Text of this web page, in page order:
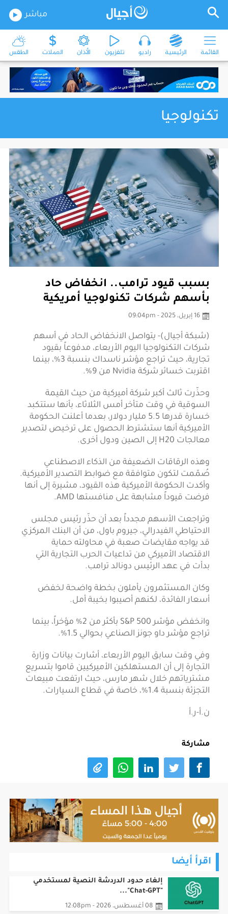
مباشر
القائمة الرئيسية راديو تلفزيون الأذان العملات الطقس
تكنولوجيا
بسبب قيود ترامب.. انخفاض حاد
بأسهم شركات تكنولوجيا أمريكية
16 إبريل، 2025 - 09:04pm
(شبكة أجيال)- يتواصل الانخفاض الحاد في أسهم
شركات التكنولوجيا اليوم الأربعاء، مدفوعاً بقيود
تجارية، حيث تراجع مؤشر ناسداك بنسبة 3%، بينما
اقتربت خسائر شركة Nvidia من 9%.
وحذّرت ثالث أكبر شركة أميركية من حيث القيمة
السوقية في وقت متأخر أمس الثلاثاء، بأنها ستتكبد
خسارة قدرها 5.5 مليار دولار، بعدما أعلنت الحكومة
الأميركية أنها ستشترط الحصول على ترخيص لتصدير
معالجات H20 إلى الصين ودول أخرى.
وهذه الرقاقات الضعيفة من الذكاء الاصطناعي
صُمّمت لتكون متوافقة مع ضوابط التصدير الأميركية.
وأكدت الحكومة الأميركية هذه القيود، مشيرة إلى أنها
فرضت قيوداً مشابهة على منافستها AMD.
وتراجعت الأسهم مجدداً بعد أن حذّر رئيس مجلس
الاحتياطي الفيدرالي، جيروم باول، من أن البنك المركزي
قد يواجه مقايضات صعبة في محاولته حماية
الاقتصاد الأميركي من تداعيات الحرب التجارية التي
بدأت في عهد الرئيس دونالد ترامب.
وكان المستثمرون يأملون بخطة واضحة لخفض
أسعار الفائدة، لكنهم أصيبوا بخيبة أمل.
وانخفض مؤشر S&P 500 بأكثر من 2% مؤخراً، بينما
تراجع مؤشر داو جونز الصناعي بحوالي 1.5%.
وفي وقت سابق اليوم الأربعاء، أشارت بيانات وزارة
التجارة إلى أن المستهلكين الأميركيين قاموا بتسريع
مشترياتهم خلال شهر مارس، حيث ارتفعت مبيعات
التجزئة بنسبة 1.4%، خاصة في قطاع السيارات.
ن.أ-ر.أ
مشاركة
اقرأ أيضا
إلغاء حدود الدردشة النصية لمستخدمي
"Chat-GPT"...
08 أغسطس، 2026 - 12:08pm